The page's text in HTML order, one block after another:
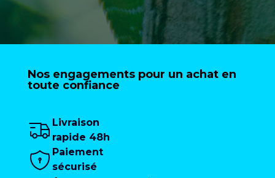
Nos engagements pour un achat en
toute confiance
Livraison
rapide 48h
Paiement
sécurisé